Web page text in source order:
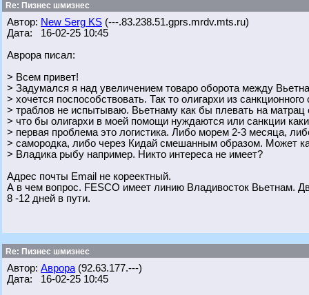
Re: Пизнес шмизнес
Автор: New Serg KS (---.83.238.51.gprs.mrdv.mts.ru)
Дата: 16-02-25 10:45
Аврора писал:
> Всем привет!
> Задумался я над увеличением товаро оборота между
> хочется поспособствовать. Так то олигархи из санкционного
> траблов не испытываю. Вьетнаму как бы плевать на матрац
> что бы олигархи в моей помощи нуждаются или санкции
> первая проблема это логистика. Либо морем 2-3 месяца,
> самородка, либо через Кидай смешанным образом. Может
> Владика рыбу например. Никто интереса не имеет?
Адрес почты Email не кореектный.
А в чем вопрос. FESCO имеет линию Владивосток Вьетнам.
8 -12 дней в пути.
Re: Пизнес шмизнес
Автор: Аврора (92.63.177.---)
Дата: 16-02-25 10:45